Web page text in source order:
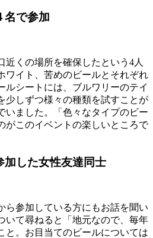
名で参加
近くの場所を確保したという4人
ワイト、苦めのビールとそれぞれ
ルシートには、ブルワリーのテイ
少しずつ様々の種類を試すことが
いました。「色々なタイプのビー
がこのイベントの楽しいところで
加した女性友達同士
ら参加している方にもお話を聞い
いて尋ねると「地元なので、毎年
と。お目当てのビールについては